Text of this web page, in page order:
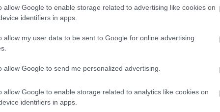
allow Google to enable storage related to advertising like cookies on
identifiers in apps.
allow my user data to be sent to Google for online advertising
allow Google to send me personalized advertising.
allow Google to enable storage related to analytics like cookies on
identifiers in apps.
όσο οι αποδόσεις συνεχίζουν να
δολάριο από μόνο του να παράσχει
τις τιμές του χρυσού μέχρι την
09:00